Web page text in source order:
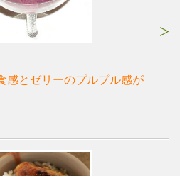
感とゼリーのプルプル感が